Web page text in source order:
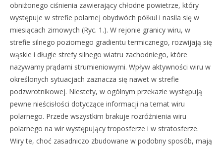
obniżonego ciśnienia zawierający chłodne powietrze, który
występuje w strefie polarnej obydwóch półkul i nasila się w
miesiącach zimowych (Ryc. 1.). W rejonie granicy wiru, w
strefie silnego poziomego gradientu termicznego, rozwijają się
wąskie i długie strefy silnego wiatru zachodniego, które
nazywamy prądami strumieniowymi. Wpływ aktywności wiru w
określonych sytuacjach zaznacza się nawet w strefie
podzwrotnikowej. Niestety, w ogólnym przekazie występują
pewne nieścisłości dotyczące informacji na temat wiru
polarnego. Przede wszystkim brakuje rozróżnienia wiru
polarnego na wir występujący troposferze i w stratosferze.
Wiry te, choć zasadniczo zbudowane w podobny sposób, mają